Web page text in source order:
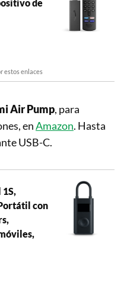
de
estos enlaces
Air Pump, para
enAmazon. Hasta
USB-C.
con